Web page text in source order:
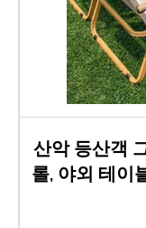
산악 등산객
롤, 야외 테이